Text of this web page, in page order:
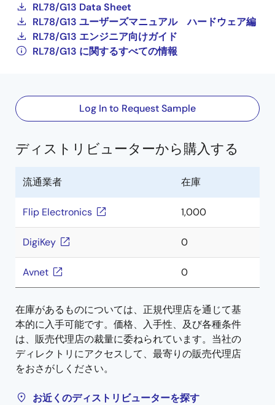
RL78/G13 Data Sheet
RL78/G13 ユーザーズマニュアル ハードウェア編
RL78/G13 エンジニア向けガイド
RL78/G13 に関するすべての情報
Log In to Request Sample
ディストリビューターから購入する
流通業者 在庫
Flip Electronics 1,000
DigiKey 0
Avnet 0
在庫があるものについては、正規代理店を通じて基
本的に入手可能です。価格、入手性、及び各種条件
は、販売代理店の裁量に委ねられています。当社の
ディレクトリにアクセスして、最寄りの販売代理店
をおさがしください。
お近くのディストリビューターを探す